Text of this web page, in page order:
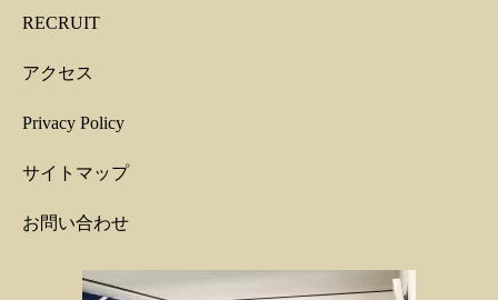
RECRUIT
アクセス
Privacy Policy
サイトマップ
お問い合わせ